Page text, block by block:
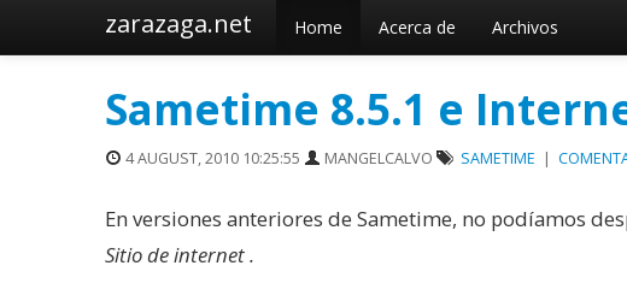
zarazaga.net Home Acerca de Archivos
Sametime 8.5.1 e
4 AUGUST, 2010 10:25:55 MANGELCALVO SAMETIME |
En versiones anteriores de Sametime, no podíamos
Sitio de internet.